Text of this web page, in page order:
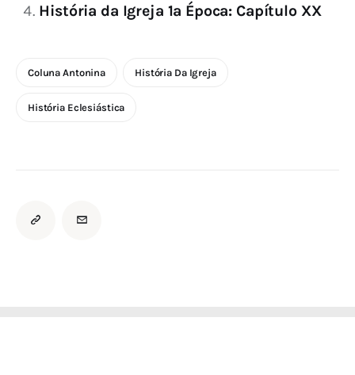
História da Igreja 1ª Época: Capítulo XX
Coluna Antonina História Da Igreja
História Eclesiástica